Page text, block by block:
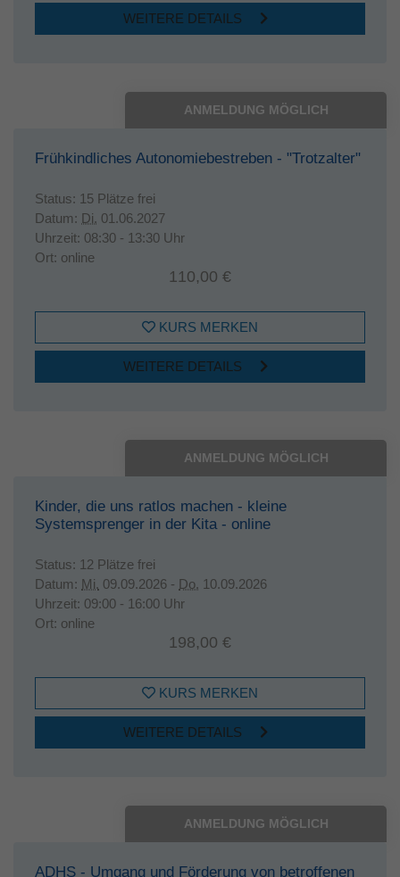
WEITERE DETAILS
ANMELDUNG MÖGLICH
Frühkindliches Autonomiebestreben - "Trotzalter"
Status: 15 Plätze frei
Datum: Di. 01.06.2027
Uhrzeit: 08:30 - 13:30 Uhr
Ort: online
110,00 €
KURS MERKEN
WEITERE DETAILS
ANMELDUNG MÖGLICH
Kinder, die uns ratlos machen - kleine
Systemsprenger in der Kita - online
Status: 12 Plätze frei
Datum: Mi. 09.09.2026 - Do. 10.09.2026
Uhrzeit: 09:00 - 16:00 Uhr
Ort: online
198,00 €
KURS MERKEN
WEITERE DETAILS
ANMELDUNG MÖGLICH
ADHS - Umgang und Förderung von betroffenen